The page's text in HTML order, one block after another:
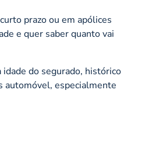
prazo ou em apólices
e quer saber quanto vai
do segurado, histórico
automóvel, especialmente